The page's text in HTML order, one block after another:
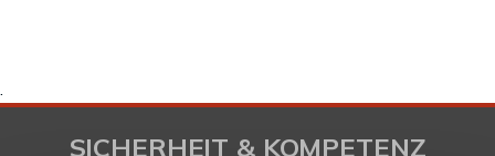
.
SICHERHEIT & KOMPETENZ